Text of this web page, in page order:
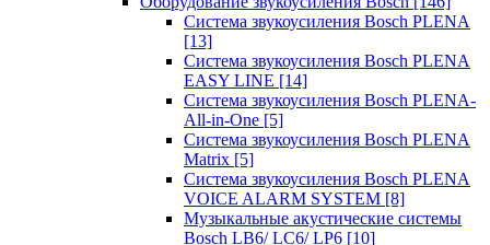
Система звукоусиления Bosch PLENA
[13]
Система звукоусиления Bosch PLENA
EASY LINE [14]
Система звукоусиления Bosch PLENA-
All-in-One [5]
Система звукоусиления Bosch PLENA
Matrix [5]
Система звукоусиления Bosch PLENA
VOICE ALARM SYSTEM [8]
Музыкальные акустические системы
Bosch LB6/ LC6/ LP6 [10]